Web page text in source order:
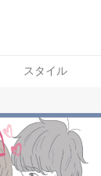
スタイル